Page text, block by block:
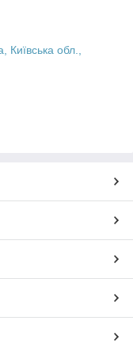
Київська обл.,